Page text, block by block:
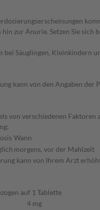
zur Anurie. Setzen Sie
bei Säuglingen, Kleinkindern
kann von den Angaben
von verschiedenen
Wann
morgens, vor der Mahlzeit
kann von Ihrem Arzt
auf 1 Tablette
4 mg